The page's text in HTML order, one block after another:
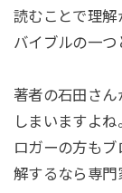
読むことで理解
バイブルの一つ
著者の石田さ
しまいますよ
ロガーの方も
解するなら専門